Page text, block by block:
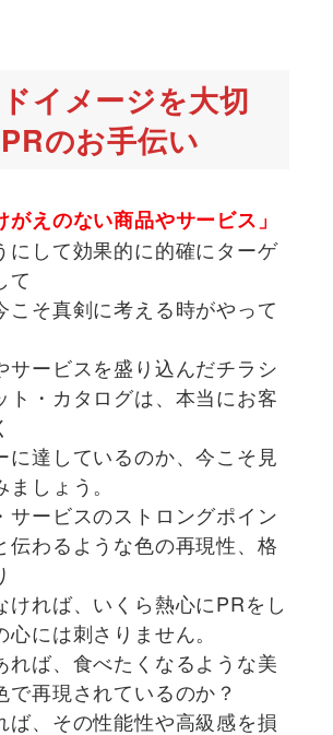
イメージを大切
のお手伝い
がえのない商品やサービス」
にして効果的に的確にターゲ
て
こそ真剣に考える時がやって
サービスを盛り込んだチラシ
ト・カタログは、本当にお客
に達しているのか、今こそ見
しょう。
サービスのストロングポイン
伝わるような色の再現性、格
ければ、いくら熱心にPRをし
には刺さりません。
れば、食べたくなるような美
で再現されているのか？
ば、その性能性や高級感を損